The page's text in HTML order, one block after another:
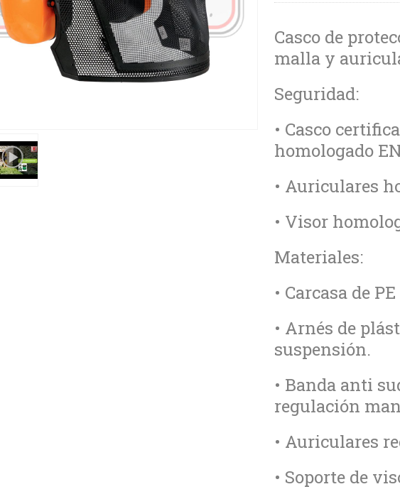
Casco de
malla y
Seguridad:
• Casco
homologado
• Auriculares
• Visor
Materiales:
• Carcasa de
• Arnés de
suspensión.
• Banda anti
regulación
• Auriculares
• Soporte de